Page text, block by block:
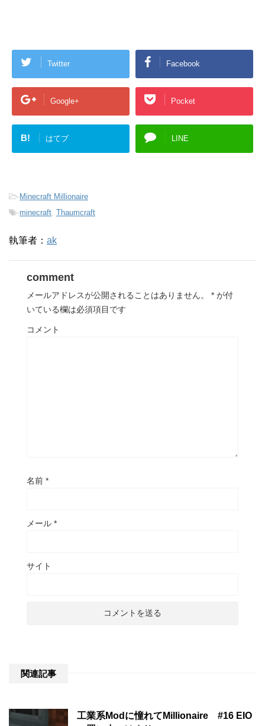
Twitter Facebook
Google+ Pocket
B! はてブ LINE
-Minecraft Millionaire
-minecraft Thaumcraft
執筆者： ak
comment
メールアドレスが公開されることはありません。 * が付
いている欄は必須項目です
コメント
名前 *
メール *
サイト
関連記事
工業系Modに憧れてMillionaire #16 EIO